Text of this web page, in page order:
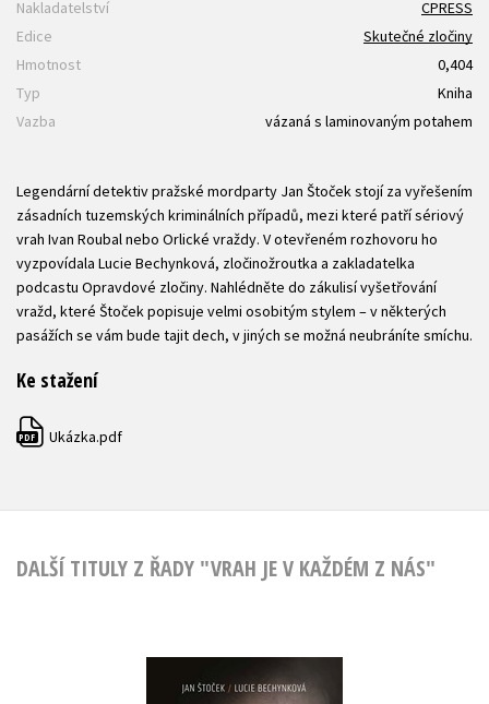
Nakladatelství
CPRESS
Edice
Skutečné zločiny
Hmotnost
0,404
Typ
Kniha
Vazba
vázaná s laminovaným potahem
Legendární detektiv pražské mordparty Jan Štoček stojí za vyřešením
zásadních tuzemských kriminálních případů, mezi které patří sériový
vrah Ivan Roubal nebo Orlické vraždy. V otevřeném rozhovoru ho
vyzpovídala Lucie Bechynková, zločinožroutka a zakladatelka
podcastu Opravdové zločiny. Nahlédněte do zákulisí vyšetřování
vražd, které Štoček popisuje velmi osobitým stylem – v některých
pasážích se vám bude tajit dech, v jiných se možná neubráníte smíchu.
Ke stažení
PDF Ukázka.pdf
DALŠÍ TITULY Z ŘADY "VRAH JE V KAŽDÉM Z NÁS"
Vrah je v každém z